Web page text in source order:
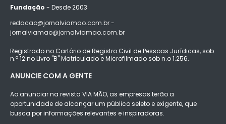
Fundação - Desde 2003
redacao@jornalviamao.com.br -
jornalviamao@jornalviamao.com.br
Registrado no Cartório de Registro Civil de Pessoas Jurídicas, sob
n.º 12 no Livro "B" Matriculado e Microfilmado sob n.o 1.256.
ANUNCIE COM A GENTE
Ao anunciar na revista VIA MÃO, as empresas terão a
oportunidade de alcançar um público seleto e exigente, que
busca por informações relevantes e inspiradoras.